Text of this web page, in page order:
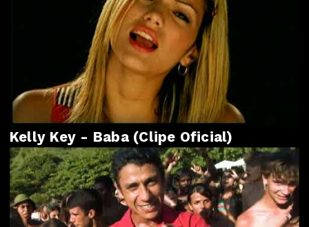
Kelly Key - Baba (Clipe Oficial)